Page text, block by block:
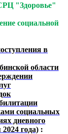
"Здоровье"
социальной
в
области
социальных
дневного
года) :